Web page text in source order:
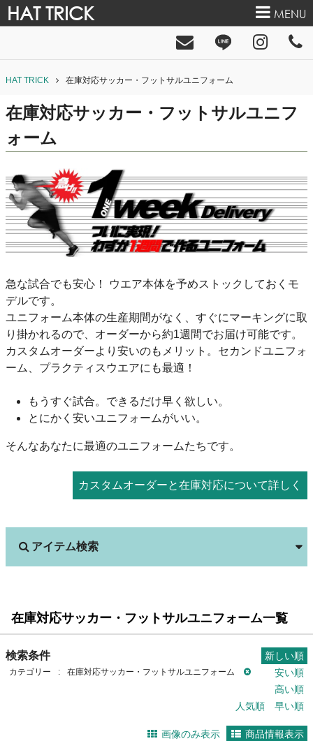
HAT TRICK MENU
HAT TRICK 在庫対応サッカー・フットサルユニフォーム
在庫対応サッカー・フットサルユニフ
ォーム
急な試合でも安心！ ウエア本体を予めストックしておくモ
デルです。
ユニフォーム本体の生産期間がなく、すぐにマーキングに取
り掛かれるので、オーダーから約1週間でお届け可能です。
カスタムオーダーより安いのもメリット。セカンドユニフォ
ーム、プラクティスウエアにも最適！
もうすぐ試合。できるだけ早く欲しい。
とにかく安いユニフォームがいい。
そんなあなたに最適のユニフォームたちです。
カスタムオーダーと在庫対応について詳しく
アイテム検索
在庫対応サッカー・フットサルユニフォーム一覧
検索条件
カテゴリー : 在庫対応サッカー・フットサルユニフォーム
新しい順
安い順
高い順
人気順
早い順
画像のみ表示 商品情報表示